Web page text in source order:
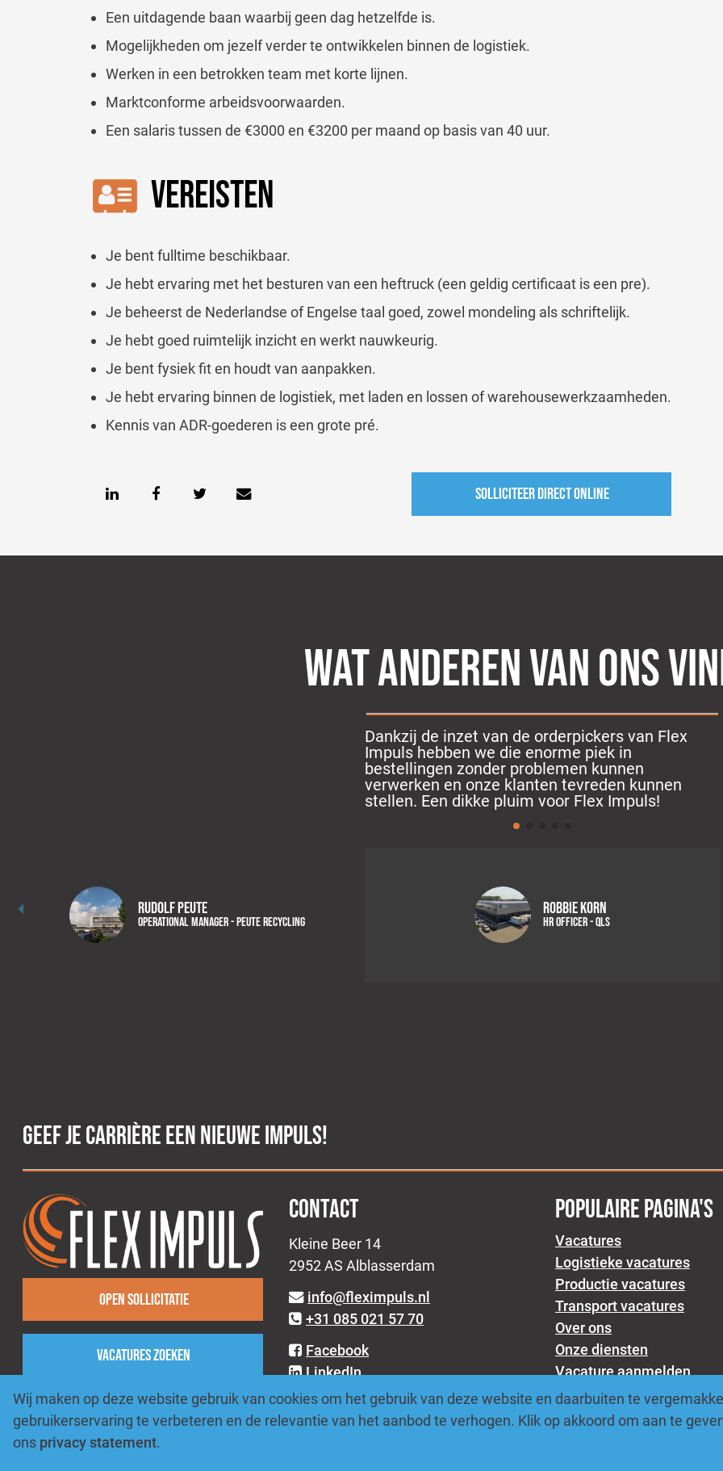
Een uitdagende baan waarbij geen dag hetzelfde is.
Mogelijkheden om jezelf verder te ontwikkelen binnen de logistiek.
Werken in een betrokken team met korte lijnen.
Marktconforme arbeidsvoorwaarden.
Een salaris tussen de €3000 en €3200 per maand op basis van 40 uur.
VEREISTEN
Je bent fulltime beschikbaar.
Je hebt ervaring met het besturen van een heftruck (een geldig certificaat is een pre).
Je beheerst de Nederlandse of Engelse taal goed, zowel mondeling als schriftelijk.
Je hebt goed ruimtelijk inzicht en werkt nauwkeurig.
Je bent fysiek fit en houdt van aanpakken.
Je hebt ervaring binnen de logistiek, met laden en lossen of warehousewerkzaamheden.
Kennis van ADR-goederen is een grote pré.
Solliciteer direct online
WAT ANDEREN VAN ONS
Rudolf Peute
Operational Manager - Peute Recycling
Dankzij de inzet van de orderpickers van Flex
Impuls hebben we die enorme piek in
bestellingen zonder problemen kunnen
verwerken en onze klanten tevreden kunnen
stellen. Een dikke pluim voor Flex Impuls!
Robbie Korn
HR Officer - QLS
GEEF JE CARRIÈRE EEN NIEUWE IMPULS!
Open sollicitatie
Vacatures zoeken
CONTACT
Kleine Beer 14
2952 AS Alblasserdam
info@fleximpuls.nl
+31 085 021 57 70
Facebook
LinkedIn
Instagram
POPULAIRE PAGINA'S
Vacatures
Logistieke vacatures
Productie vacatures
Transport vacatures
Over ons
Onze diensten
Vacature aanmelden
Blogs
Wij maken op deze website gebruik van cookies om het gebruik van deze website en daarbuiten te
gebruikerservaring te verbeteren en de relevantie van het aanbod te verhogen. Klik op akkoord om aan te
ons privacy statement.